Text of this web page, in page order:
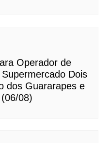
Operador de
Dois
dos Guararapes e
08)